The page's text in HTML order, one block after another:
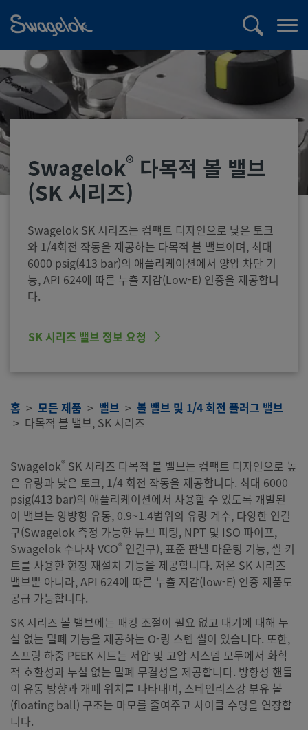
색
뉴
열
기
Swagelok® 다목적 볼 밸브
(SK 시리즈)
Swagelok SK 시리즈는 컴팩트 디자인으로 낮은 토크
와 1/4회전 작동을 제공하는 다목적 볼 밸브이며, 최대
6000 psig(413 bar)의 애플리케이션에서 양압 차단 기
능, API 624에 따른 누출 저감(Low-E) 인증을 제공합니
다.
SK 시리즈 밸브 정보 요청
홈 모든 제품 밸브
볼 밸브 및 1/4 회전 플러그 밸브
다목적 볼 밸브, SK 시리즈
Swagelok® SK 시리즈 다목적 볼 밸브는 컴팩트 디자인으로 높
은 유량과 낮은 토크, 1/4 회전 작동을 제공합니다. 최대 6000
psig(413 bar)의 애플리케이션에서 사용할 수 있도록 개발된
이 밸브는 양방향 유동, 0.9~1.4범위의 유량 계수, 다양한 연결
구(Swagelok 측정 가능한 튜브 피팅, NPT 및 ISO 파이프,
Swagelok 수나사 VCO® 연결구), 표준 판넬 마운팅 기능, 씰 키
트를 사용한 현장 재설치 기능을 제공합니다. 저온 SK 시리즈
밸브뿐 아니라, API 624에 따른 누출 저감(low-E) 인증 제품도
공급 가능합니다.
SK 시리즈 볼 밸브에는 패킹 조절이 필요 없고 대기에 대해 누
설 없는 밀폐 기능을 제공하는 O-링 스템 씰이 있습니다. 또한,
스프링 하중 PEEK 시트는 저압 및 고압 시스템 모두에서 화학
적 호환성과 누설 없는 밀폐 무결성을 제공합니다. 방향성 핸들
이 유동 방향과 개폐 위치를 나타내며, 스테인리스강 부유 볼
(floating ball) 구조는 마모를 줄여주고 사이클 수명을 연장합
니다.